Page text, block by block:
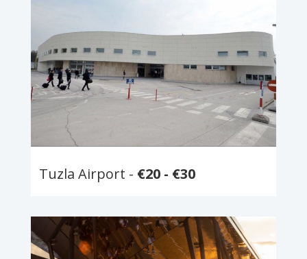
Tuzla Airport - €20 - €30